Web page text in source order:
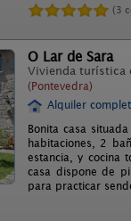
(3
O Lar de Sara
Vivienda turística
(Pontevedra)
Alquiler
Bonita casa
habitaciones, 2
estancia, y cocina
casa dispone de
para practicar